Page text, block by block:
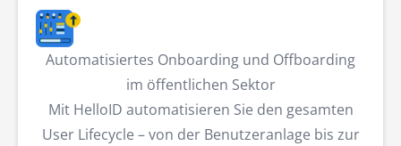
Automatisiertes Onboarding und Offboarding
im öffentlichen Sektor
Mit HelloID automatisieren Sie den gesamten
User Lifecycle – von der Benutzeranlage bis zur